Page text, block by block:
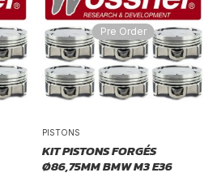
Pre Order
PISTONS
KIT PISTONS FORGÉS
Ø86,75MM BMW M3 E36